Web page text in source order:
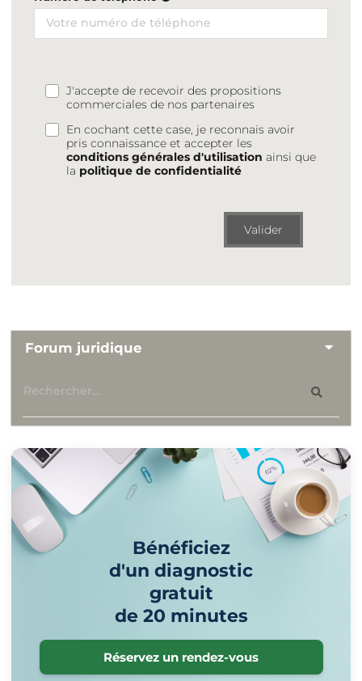
J'accepte de recevoir des propositions
commerciales de nos partenaires
En cochant cette case, je reconnais avoir
pris connaissance et accepter les
conditions générales d'utilisation ainsi que
la politique de confidentialité
Valider
Forum juridique
Bénéficiez
d'un diagnostic
gratuit
de 20 minutes
Réservez un rendez-vous